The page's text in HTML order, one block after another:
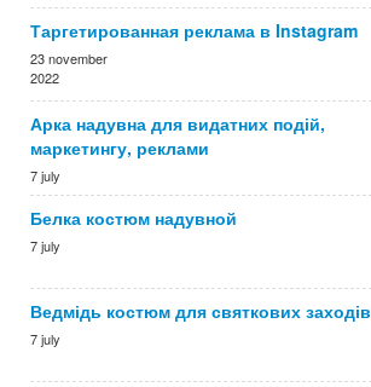
Таргетированная реклама в Instagram
23 november
2022
Арка надувна для видатних подій,
маркетингу, реклами
7 july
Белка костюм надувной
7 july
Ведмідь костюм для святкових заходів
7 july